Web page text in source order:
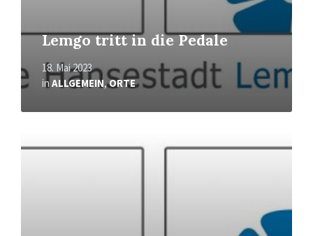
Lemgo tritt in die Pedale
18. Mai 2023
in ALLGEMEIN,ORTE
erfahren